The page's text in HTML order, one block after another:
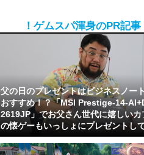
！ゲムスパ渾身のPR記事
父の日のプレゼントはビジネスノー
おすすめ！？「MSI Prestige-14-
2619JP」でお父さん世代に嬉しいカ
の懐ゲーもいっしょにプレゼントし